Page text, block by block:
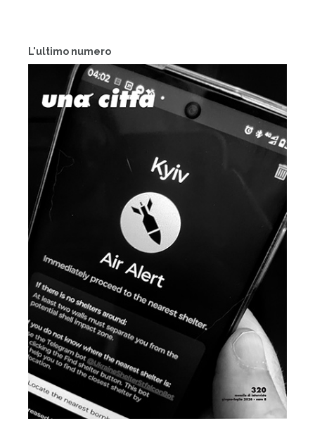
L'ultimo numero